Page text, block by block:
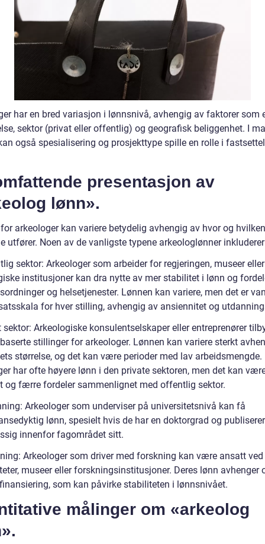
har en bred variasjon i lønnsnivå, avhengig av faktorer som
sektor (privat eller offentlig) og geografisk beliggenhet. I
også spesialisering og prosjekttype spille en rolle i
presentasjon av
lønn».
arkeologer kan variere betydelig avhengig av hvor og
utfører. Noen av de vanligste typene arkeologlønner
sektor: Arkeologer som arbeider for regjeringen, museer eller
institusjoner kan dra nytte av mer stabilitet i lønn og
og helsetjenester. Lønnen kan variere, men det er
for hver stilling, avhengig av ansiennitet og
sektor: Arkeologiske konsulentselskaper eller entreprenører
stillinger for arkeologer. Lønnen kan variere sterkt
størrelse, og det kan være perioder med lav arbeidsmengde.
har ofte høyere lønn i den private sektoren, men det kan
og færre fordeler sammenlignet med offentlig sektor.
Arkeologer som underviser på universitetsnivå kan få
lønn, spesielt hvis de har en doktorgrad og publiserer
innenfor fagområdet sitt.
Arkeologer som driver med forskning kan være ansatt ved
museer eller forskningsinstitusjoner. Deres lønn avhenger
som kan påvirke stabiliteten i lønnsnivået.
målinger om «arkeolog